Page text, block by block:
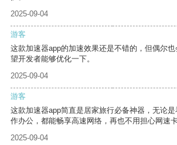
2025-09-04
游客
这款加速器app的加速效果还是不错的，但偶尔
望开发者能够优化一下。
2025-09-04
游客
这款加速器app简直是居家旅行必备神器，无论
作办公，都能畅享高速网络，再也不用担心网速卡
2025-09-04